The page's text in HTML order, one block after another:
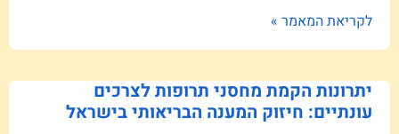
לקריאת המאמר »
יתרונות הקמת מחסני תרופות לצרכים
עונתיים: חיזוק המענה הבריאותי בישראל